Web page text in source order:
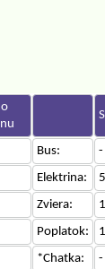
Bus: -
Elektrina:
Zviera:
Poplatok:
*Chatka: -